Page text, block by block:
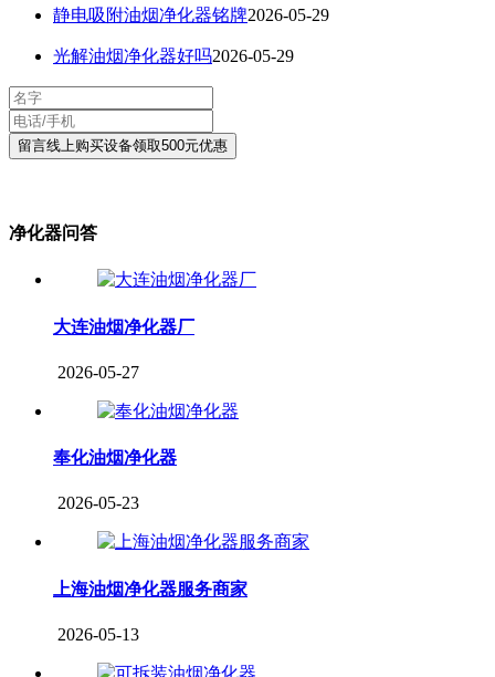
静电吸附油烟净化器铭牌2026-05-29
光解油烟净化器好吗2026-05-29
净化器问答
大连油烟净化器厂
2026-05-27
奉化油烟净化器
2026-05-23
上海油烟净化器服务商家
2026-05-13